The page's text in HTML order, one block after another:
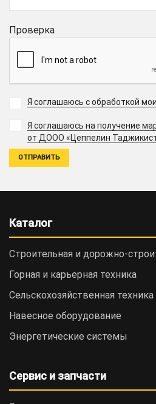
Проверка
Я соглашаюсь с обработкой
Я соглашаюсь на получение
от ДООО «Цеппелин
Каталог
Строительная и дорожно-
Горная и карьерная техника
Сельскохозяйственная техника
Навесное оборудование
Энергетические системы
Сервис и запчасти